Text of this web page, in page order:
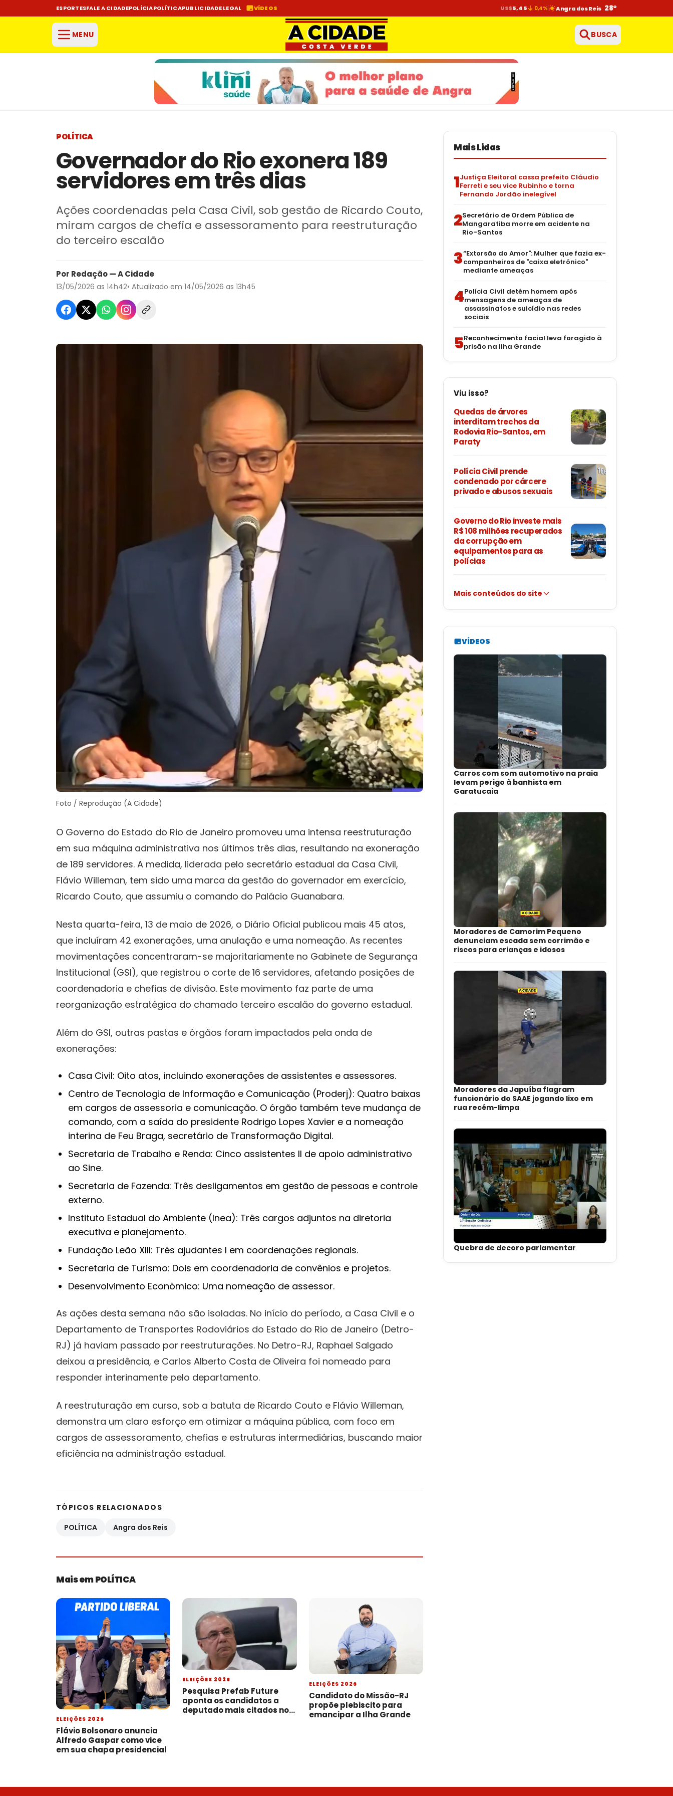
ESPORTESFALE A CIDADEPOLÍCIAPOLÍTICAPUBLICIDADE LEGAL VÍDEOS US$5,45 0,4% Angra dos Reis 28°
MENU BUSCA
POLÍTICA
Governador do Rio exonera 189
servidores em três dias
Ações coordenadas pela Casa Civil, sob gestão de Ricardo Couto,
miram cargos de chefia e assessoramento para reestruturação
do terceiro escalão
Por Redação — A Cidade
13/05/2026 as 14h42• Atualizado em 14/05/2026 as 13h45
Foto / Reprodução (A Cidade)
O Governo do Estado do Rio de Janeiro promoveu uma intensa reestruturação
em sua máquina administrativa nos últimos três dias, resultando na exoneração
de 189 servidores. A medida, liderada pelo secretário estadual da Casa Civil,
Flávio Willeman, tem sido uma marca da gestão do governador em exercício,
Ricardo Couto, que assumiu o comando do Palácio Guanabara.
Nesta quarta-feira, 13 de maio de 2026, o Diário Oficial publicou mais 45 atos,
que incluíram 42 exonerações, uma anulação e uma nomeação. As recentes
movimentações concentraram-se majoritariamente no Gabinete de Segurança
Institucional (GSI), que registrou o corte de 16 servidores, afetando posições de
coordenadoria e chefias de divisão. Este movimento faz parte de uma
reorganização estratégica do chamado terceiro escalão do governo estadual.
Além do GSI, outras pastas e órgãos foram impactados pela onda de
exonerações:
Casa Civil: Oito atos, incluindo exonerações de assistentes e assessores.
Centro de Tecnologia de Informação e Comunicação (Proderj): Quatro baixas
em cargos de assessoria e comunicação. O órgão também teve mudança de
comando, com a saída do presidente Rodrigo Lopes Xavier e a nomeação
interina de Feu Braga, secretário de Transformação Digital.
Secretaria de Trabalho e Renda: Cinco assistentes II de apoio administrativo
ao Sine.
Secretaria de Fazenda: Três desligamentos em gestão de pessoas e controle
externo.
Instituto Estadual do Ambiente (Inea): Três cargos adjuntos na diretoria
executiva e planejamento.
Fundação Leão XIII: Três ajudantes I em coordenações regionais.
Secretaria de Turismo: Dois em coordenadoria de convênios e projetos.
Desenvolvimento Econômico: Uma nomeação de assessor.
As ações desta semana não são isoladas. No início do período, a Casa Civil e o
Departamento de Transportes Rodoviários do Estado do Rio de Janeiro (Detro-
RJ) já haviam passado por reestruturações. No Detro-RJ, Raphael Salgado
deixou a presidência, e Carlos Alberto Costa de Oliveira foi nomeado para
responder interinamente pelo departamento.
A reestruturação em curso, sob a batuta de Ricardo Couto e Flávio Willeman,
demonstra um claro esforço em otimizar a máquina pública, com foco em
cargos de assessoramento, chefias e estruturas intermediárias, buscando maior
eficiência na administração estadual.
TÓPICOS RELACIONADOS
POLÍTICA
Angra dos Reis
Mais em POLÍTICA
ELEIÇÕES 2026
Flávio Bolsonaro anuncia
Alfredo Gaspar como vice
em sua chapa presidencial
ELEIÇÕES 2026
Pesquisa Prefab Future
aponta os candidatos a
deputado mais citados no
ELEIÇÕES 2026
Candidato do Missão-RJ
propõe plebiscito para
emancipar a Ilha Grande
Mais Lidas
1Justiça Eleitoral cassa prefeito Cláudio
Ferreti e seu vice Rubinho e torna
Fernando Jordão inelegível
2Secretário de Ordem Pública de
Mangaratiba morre em acidente na
Rio-Santos
3“Extorsão do Amor": Mulher que fazia ex-
companheiros de "caixa eletrônico"
mediante ameaças
4Polícia Civil detém homem após
mensagens de ameaças de
assassinatos e suicídio nas redes
sociais
5Reconhecimento facial leva foragido à
prisão na Ilha Grande
Viu isso?
Quedas de árvores
interditam trechos da
Rodovia Rio-Santos, em
Paraty
Polícia Civil prende
condenado por cárcere
privado e abusos sexuais
Governo do Rio investe mais
R$ 108 milhões recuperados
da corrupção em
equipamentos para as
polícias
Mais conteúdos do site
VÍDEOS
Carros com som automotivo na praia
levam perigo à banhista em
Garatucaia
Moradores de Camorim Pequeno
denunciam escada sem corrimão e
riscos para crianças e idosos
Moradores da Japuíba flagram
funcionário do SAAE jogando lixo em
rua recém-limpa
Quebra de decoro parlamentar